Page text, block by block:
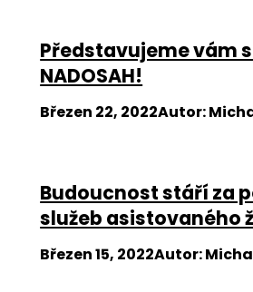
Představujeme vám
NADOSAH!
Březen 22, 2022Autor:
Budoucnost stáří za
služeb asistovaného
Březen 15, 2022Autor: